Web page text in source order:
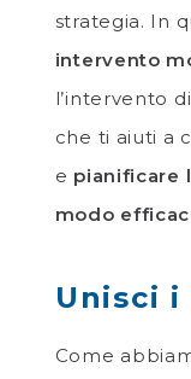
strategia. In
intervento
l’intervento
che ti aiuti a
e pianificare
modo
Unisci
Come